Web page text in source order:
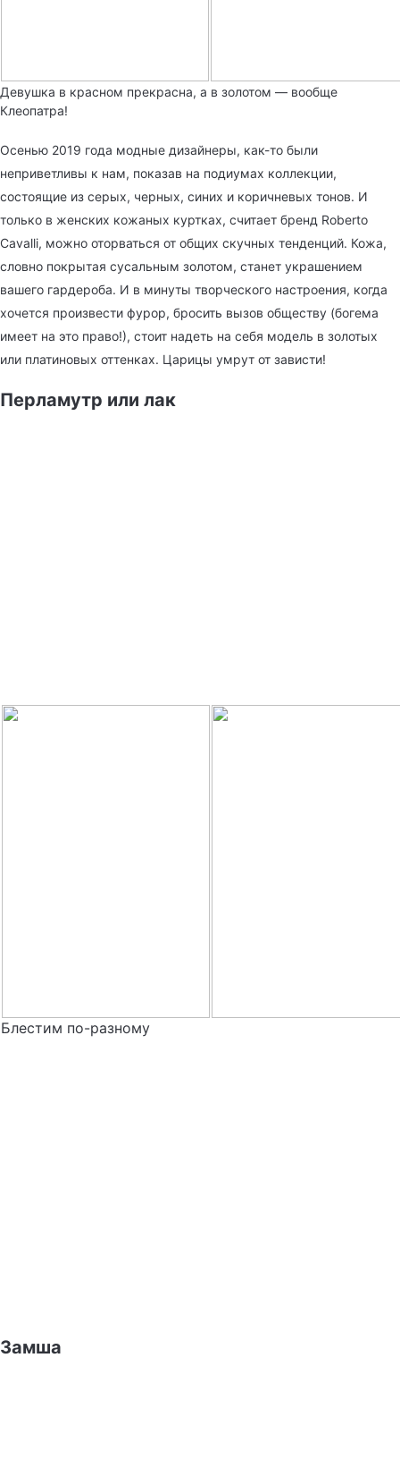
Девушка в красном прекрасна, а в золотом — вообще
Клеопатра!
Осенью 2019 года модные дизайнеры, как-то были
неприветливы к нам, показав на подиумах коллекции,
состоящие из серых, черных, синих и коричневых тонов. И
только в женских кожаных куртках, считает бренд Roberto
Cavalli, можно оторваться от общих скучных тенденций. Кожа,
словно покрытая сусальным золотом, станет украшением
вашего гардероба. И в минуты творческого настроения, когда
хочется произвести фурор, бросить вызов обществу (богема
имеет на это право!), стоит надеть на себя модель в золотых
или платиновых оттенках. Царицы умрут от зависти!
Перламутр или лак
Блестим по-разному
Замша